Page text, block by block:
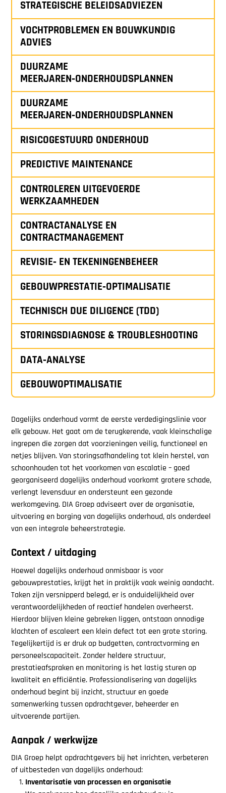
STRATEGISCHE BELEIDSADVIEZEN
VOCHTPROBLEMEN EN BOUWKUNDIG
ADVIES
DUURZAME
MEERJAREN‑ONDERHOUDSPLANNEN
DUURZAME
MEERJAREN‑ONDERHOUDSPLANNEN
RISICOGESTUURD ONDERHOUD
PREDICTIVE MAINTENANCE
CONTROLEREN UITGEVOERDE
WERKZAAMHEDEN
CONTRACTANALYSE EN
CONTRACTMANAGEMENT
REVISIE‑ EN TEKENINGENBEHEER
GEBOUWPRESTATIE‑OPTIMALISATIE
TECHNISCH DUE DILIGENCE (TDD)
STORINGSDIAGNOSE & TROUBLESHOOTING
DATA‑ANALYSE
GEBOUWOPTIMALISATIE
Dagelijks onderhoud vormt de eerste verdedigingslinie voor
elk gebouw. Het gaat om de terugkerende, vaak kleinschalige
ingrepen die zorgen dat voorzieningen veilig, functioneel en
netjes blijven. Van storingsafhandeling tot klein herstel, van
schoonhouden tot het voorkomen van escalatie – goed
georganiseerd dagelijks onderhoud voorkomt grotere schade,
verlengt levensduur en ondersteunt een gezonde
werkomgeving. DIA Groep adviseert over de organisatie,
uitvoering en borging van dagelijks onderhoud, als onderdeel
van een integrale beheerstrategie.
Context / uitdaging
Hoewel dagelijks onderhoud onmisbaar is voor
gebouwprestaties, krijgt het in praktijk vaak weinig aandacht.
Taken zijn versnipperd belegd, er is onduidelijkheid over
verantwoordelijkheden of reactief handelen overheerst.
Hierdoor blijven kleine gebreken liggen, ontstaan onnodige
klachten of escaleert een klein defect tot een grote storing.
Tegelijkertijd is er druk op budgetten, contractvorming en
personeelscapaciteit. Zonder heldere structuur,
prestatieafspraken en monitoring is het lastig sturen op
kwaliteit en efficiëntie. Professionalisering van dagelijks
onderhoud begint bij inzicht, structuur en goede
samenwerking tussen opdrachtgever, beheerder en
uitvoerende partijen.
Aanpak / werkwijze
DIA Groep helpt opdrachtgevers bij het inrichten, verbeteren
of uitbesteden van dagelijks onderhoud:
Inventarisatie van processen en organisatie